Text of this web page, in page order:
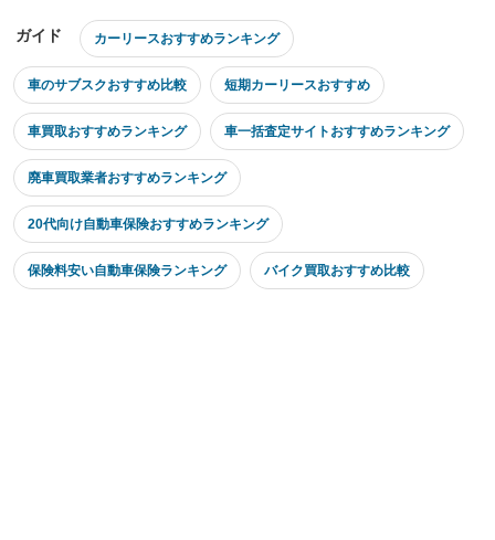
ガイド カーリースおすすめランキング
車のサブスクおすすめ比較 短期カーリースおすすめ
車買取おすすめランキング 車一括査定サイトおすすめランキング
廃車買取業者おすすめランキング
20代向け自動車保険おすすめランキング
保険料安い自動車保険ランキング バイク買取おすすめ比較